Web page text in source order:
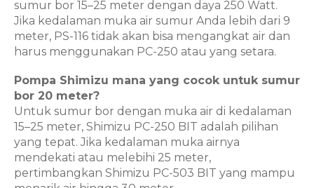
sumur bor 15–25 meter dengan daya 250 Watt.
Jika kedalaman muka air sumur Anda lebih dari 9
meter, PS-116 tidak akan bisa mengangkat air dan
harus menggunakan PC-250 atau yang setara.
Pompa Shimizu mana yang cocok untuk sumur
bor 20 meter?
Untuk sumur bor dengan muka air di kedalaman
15–25 meter, Shimizu PC-250 BIT adalah pilihan
yang tepat. Jika kedalaman muka airnya
mendekati atau melebihi 25 meter,
pertimbangkan Shimizu PC-503 BIT yang mampu